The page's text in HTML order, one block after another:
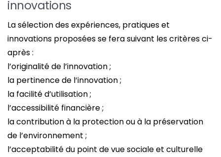
innovations
La sélection des expériences, pratiques et
innovations proposées se fera suivant les critères ci-
après :
l’originalité de l’innovation ;
la pertinence de l’innovation ;
la facilité d’utilisation ;
l’accessibilité financière ;
la contribution à la protection ou à la préservation
de l’environnement ;
l’acceptabilité du point de vue sociale et culturelle